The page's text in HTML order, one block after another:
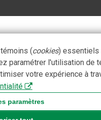
(cookies) essentiels
paramétrer l'utilisation de
votre expérience à
paramètres